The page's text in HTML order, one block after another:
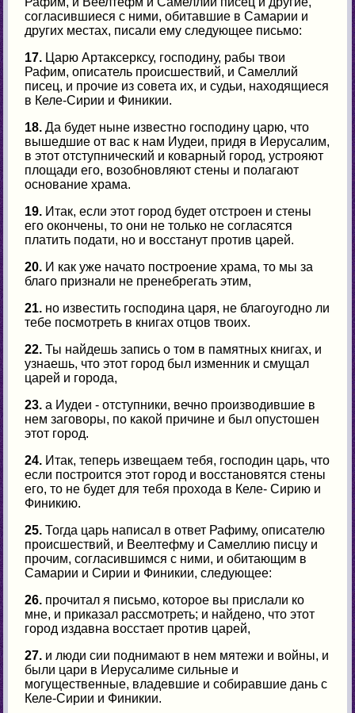
согласившиеся с ними, обитавшие в Самарии и
других местах, писали ему следующее письмо:
17. Царю Артаксерксу, господину, рабы твои
Рафим, описатель происшествий, и Самеллий
писец, и прочие из совета их, и судьи, находящиеся
в Келе-Сирии и Финикии.
18. Да будет ныне известно господину царю, что
вышедшие от вас к нам Иудеи, придя в Иерусалим,
в этот отступнический и коварный город, устрояют
площади его, возобновляют стены и полагают
основание храма.
19. Итак, если этот город будет отстроен и стены
его окончены, то они не только не согласятся
платить подати, но и восстанут против царей.
20. И как уже начато построение храма, то мы за
благо признали не пренебрегать этим,
21. но известить господина царя, не благоугодно ли
тебе посмотреть в книгах отцов твоих.
22. Ты найдешь запись о том в памятных книгах, и
узнаешь, что этот город был изменник и смущал
царей и города,
23. а Иудеи - отступники, вечно производившие в
нем заговоры, по какой причине и был опустошен
этот город.
24. Итак, теперь извещаем тебя, господин царь, что
если построится этот город и восстановятся стены
его, то не будет для тебя прохода в Келе- Сирию и
Финикию.
25. Тогда царь написал в ответ Рафиму, описателю
происшествий, и Веелтефму и Самеллию писцу и
прочим, согласившимся с ними, и обитающим в
Самарии и Сирии и Финикии, следующее:
26. прочитал я письмо, которое вы прислали ко
мне, и приказал рассмотреть; и найдено, что этот
город издавна восстает против царей,
27. и люди сии поднимают в нем мятежи и войны, и
были цари в Иерусалиме сильные и
могущественные, владевшие и собиравшие дань с
Келе-Сирии и Финикии.